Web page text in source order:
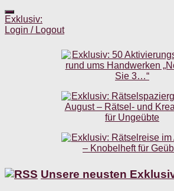
Exklusiv:
Login / Logout
Unsere neusten